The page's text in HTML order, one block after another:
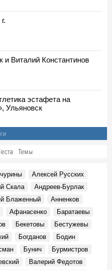
воспоминания о
до Мемцентра
(интервью с Борисом
и весёлой…»
и Виталий Константинов
эстафета на
Ульяновск
Темы
Алексей Русских
Скала
Андреев-Бурлак
Блаженный
Анненков
Афанасенко
Баратаевы
Бекетовы
Бестужевы
Богданов
Бодин
Бунич
Бурмистров
Валерий Федотов